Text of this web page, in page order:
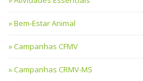
Bem-Estar Animal
Campanhas CFMV
Campanhas CRMV-MS